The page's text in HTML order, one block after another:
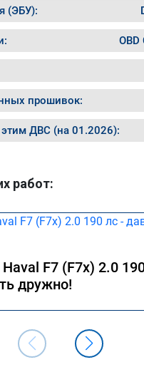
авто на трассе, на
поехал в мордовию,
не узнать - тяга отличная,
просто прелесть,
пидаль газа
одно удовольствие теперь
намного ниже, 6.2 литра на
режиме 100 - 120 км/
рекомендую
раз большое спасибо!
компании.
(ЭБУ):
прошивок:
ДВС (на 01.2026):
работ:
F7 (F7x) 2.0
дружно!